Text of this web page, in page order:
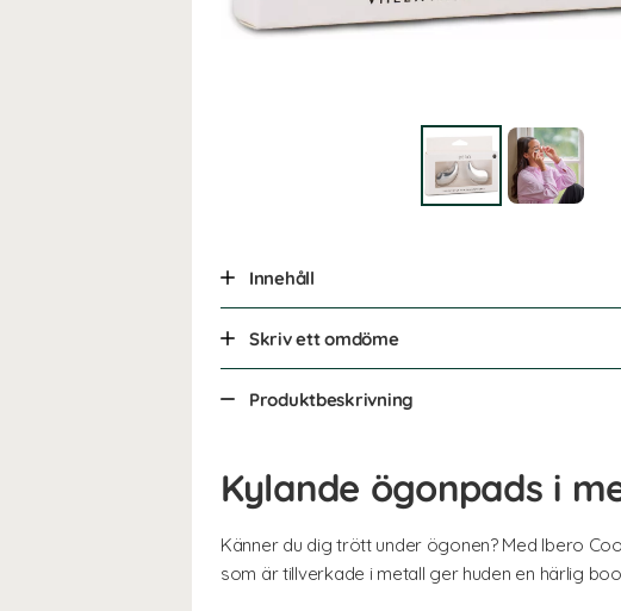
Innehåll
Skriv ett omdöme
Produktbeskrivning
Kylande ögonpads i
Känner du dig trött under ögonen? Med Ibero
som är tillverkade i metall ger huden en härlig